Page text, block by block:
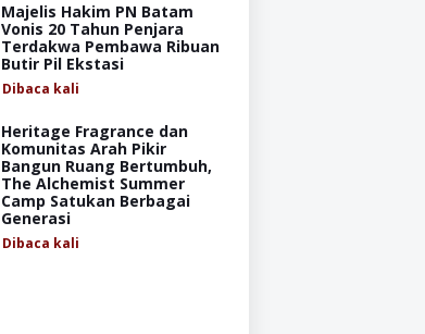
Majelis Hakim PN Batam
Vonis 20 Tahun Penjara
Terdakwa Pembawa Ribuan
Butir Pil Ekstasi
Dibaca kali
Heritage Fragrance dan
Komunitas Arah Pikir
Bangun Ruang Bertumbuh,
The Alchemist Summer
Camp Satukan Berbagai
Generasi
Dibaca kali